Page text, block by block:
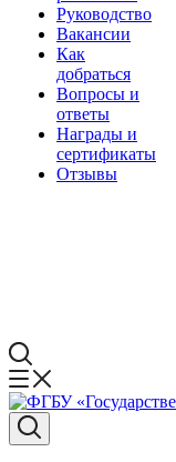
Руководство
Вакансии
Как
добраться
Вопросы и
ответы
Награды и
сертификаты
Отзывы